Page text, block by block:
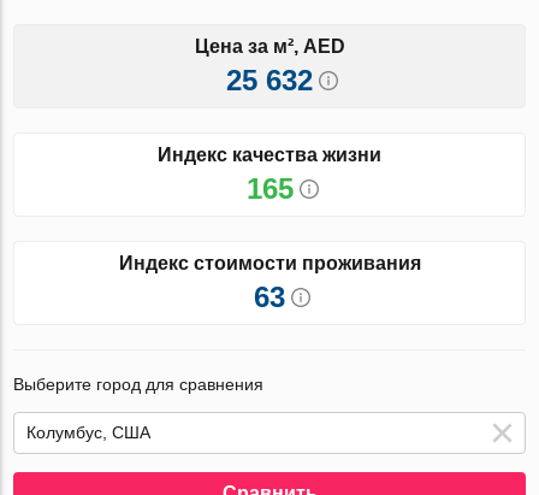
Цена за м², AED
25 632
Индекс качества жизни
165
Индекс стоимости проживания
63
Выберите город для сравнения